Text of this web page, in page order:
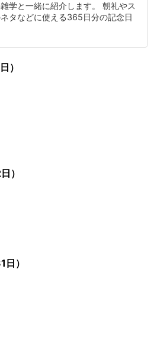
学と一緒に紹介します。 朝礼やス
タなどに使える365日分の記念日
）
）
）